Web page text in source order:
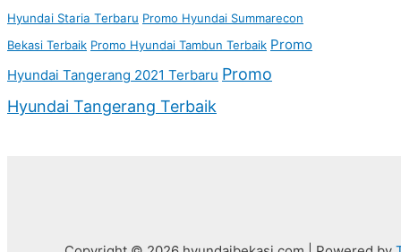
Hyundai Staria Terbaru Promo Hyundai Summarecon
Bekasi Terbaik Promo Hyundai Tambun Terbaik Promo
Hyundai Tangerang 2021 Terbaru Promo
Hyundai Tangerang Terbaik